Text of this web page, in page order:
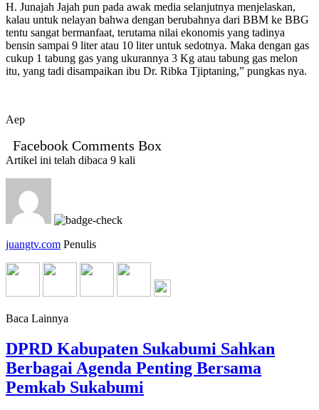
H. Junajah Jajah pun pada awak media selanjutnya menjelaskan,
kalau untuk nelayan bahwa dengan berubahnya dari BBM ke BBG
tentu sangat bermanfaat, terutama nilai ekonomis yang tadinya
bensin sampai 9 liter atau 10 liter untuk sedotnya. Maka dengan gas
cukup 1 tabung gas yang ukurannya 3 Kg atau tabung gas melon
itu, yang tadi disampaikan ibu Dr. Ribka Tjiptaning,” pungkas nya.
Aep
Facebook Comments Box
Artikel ini telah dibaca 9 kali
juangtv.com Penulis
Baca Lainnya
DPRD Kabupaten Sukabumi Sahkan
Berbagai Agenda Penting Bersama
Pemkab Sukabumi